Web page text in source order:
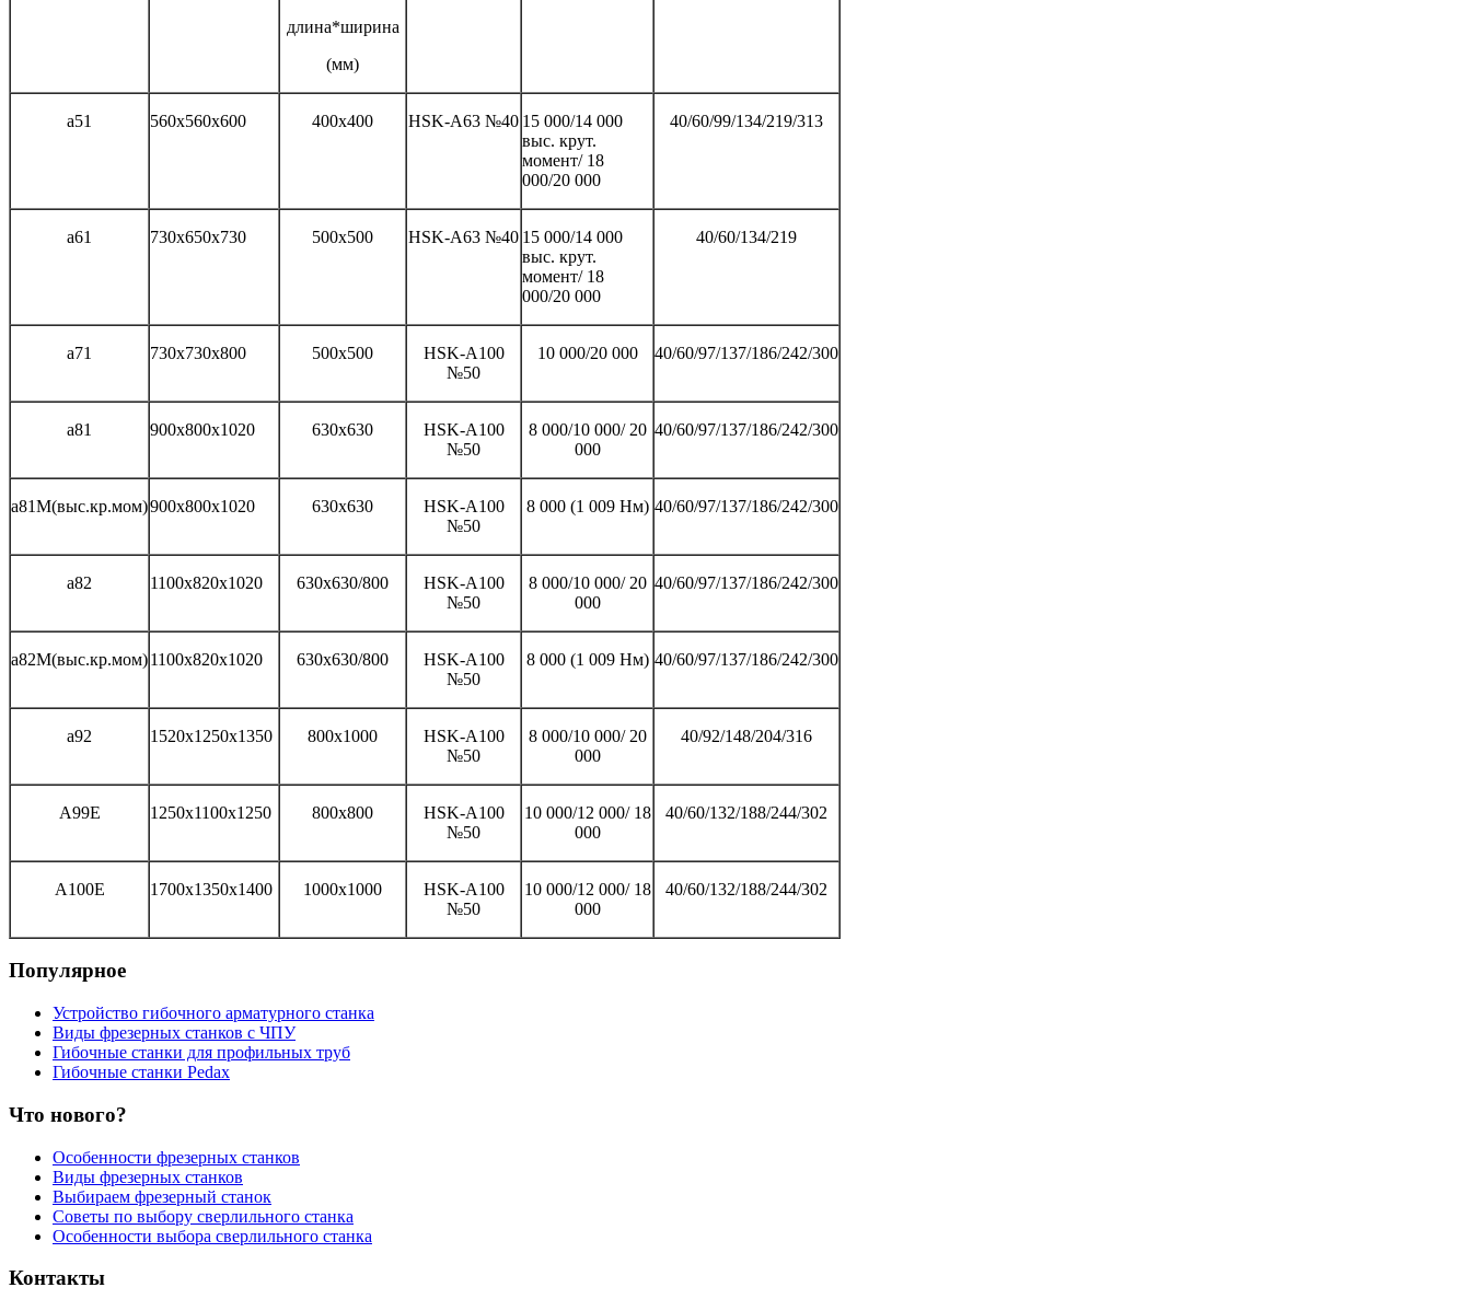
длина*ширина
(мм)
а51 560x560x600 400x400 HSK-A63 №40 15 000/14 000
выс. крут.
момент/ 18
000/20 000
40/60/99/134/219/313
а61 730x650x730 500x500 HSK-A63 №40 15 000/14 000
выс. крут.
момент/ 18
000/20 000
40/60/134/219
а71 730x730x800 500x500
HSK-A100
№50
10 000/20 000 40/60/97/137/186/242/300
а81 900x800x1020 630x630
HSK-A100
№50
8 000/10 000/ 20
000
40/60/97/137/186/242/300
а81М(выс.кр.мом)900x800x1020 630x630
HSK-A100
№50
8 000 (1 009 Нм) 40/60/97/137/186/242/300
а82 1100x820x1020 630x630/800
HSK-A100
№50
8 000/10 000/ 20
000
40/60/97/137/186/242/300
а82М(выс.кр.мом)1100x820x1020 630x630/800
HSK-A100
№50
8 000 (1 009 Нм) 40/60/97/137/186/242/300
а92 1520x1250x1350 800x1000
HSK-A100
№50
8 000/10 000/ 20
000
40/92/148/204/316
А99Е 1250x1100x1250 800x800
HSK-A100
№50
10 000/12 000/ 18
000
40/60/132/188/244/302
А100Е 1700x1350x1400 1000x1000
HSK-A100
№50
10 000/12 000/ 18
000
40/60/132/188/244/302
Популярное
Устройство гибочного арматурного станка
Виды фрезерных станков с ЧПУ
Гибочные станки для профильных труб
Гибочные станки Pedax
Что нового?
Особенности фрезерных станков
Виды фрезерных станков
Выбираем фрезерный станок
Советы по выбору сверлильного станка
Особенности выбора сверлильного станка
Контакты